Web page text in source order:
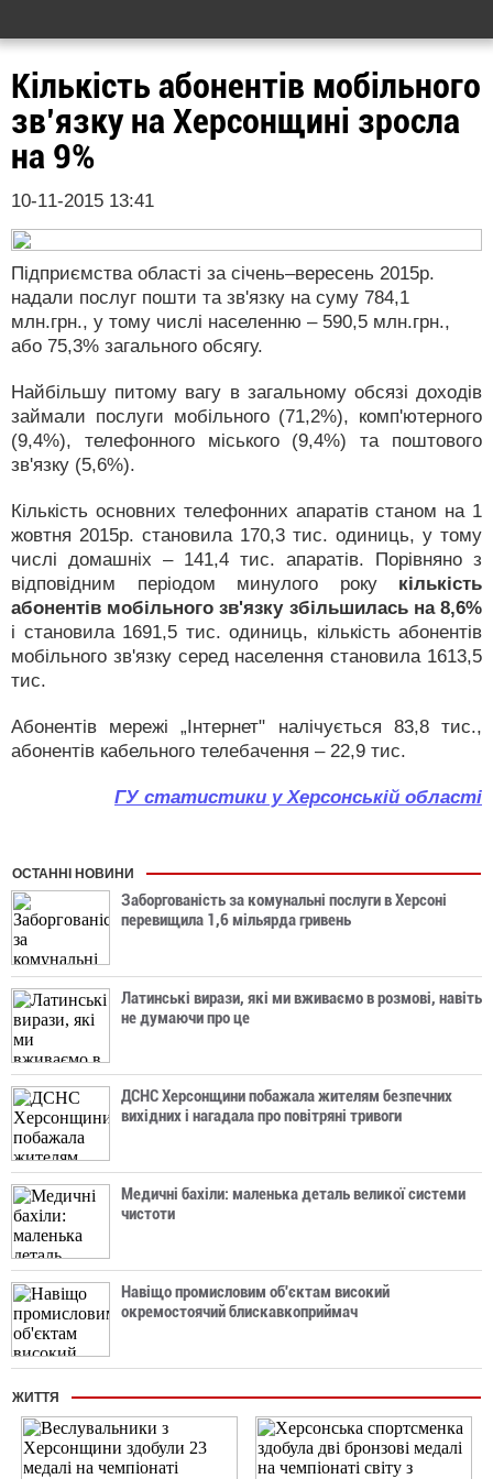
Кількість абонентів мобільного
зв’язку на Херсонщині зросла
на 9%
10-11-2015 13:41
Підприємства області за січень–вересень 2015р.
надали послуг пошти та зв'язку на суму 784,1
млн.грн., у тому числі населенню – 590,5 млн.грн.,
або 75,3% загального обсягу.
Найбільшу питому вагу в загальному обсязі доходів
займали послуги мобільного (71,2%), комп'ютерного
(9,4%), телефонного міського (9,4%) та поштового
зв'язку (5,6%).
Кількість основних телефонних апаратів станом на 1
жовтня 2015р. становила 170,3 тис. одиниць, у тому
числі домашніх – 141,4 тис. апаратів. Порівняно з
відповідним періодом минулого року кількість
абонентів мобільного зв'язку збільшилась на 8,6%
і становила 1691,5 тис. одиниць, кількість абонентів
мобільного зв'язку серед населення становила 1613,5
тис.
Абонентів мережі „Інтернет" налічується 83,8 тис.,
абонентів кабельного телебачення – 22,9 тис.
ГУ статистики у Херсонській області
ОСТАННІ НОВИНИ
Заборгованість за комунальні послуги в Херсоні
перевищила 1,6 мільярда гривень
Латинські вирази, які ми вживаємо в розмові, навіть
не думаючи про це
ДСНС Херсонщини побажала жителям безпечних
вихідних і нагадала про повітряні тривоги
Медичні бахіли: маленька деталь великої системи
чистоти
Навіщо промисловим об'єктам високий
окремостоячий блискавкоприймач
ЖИТТЯ